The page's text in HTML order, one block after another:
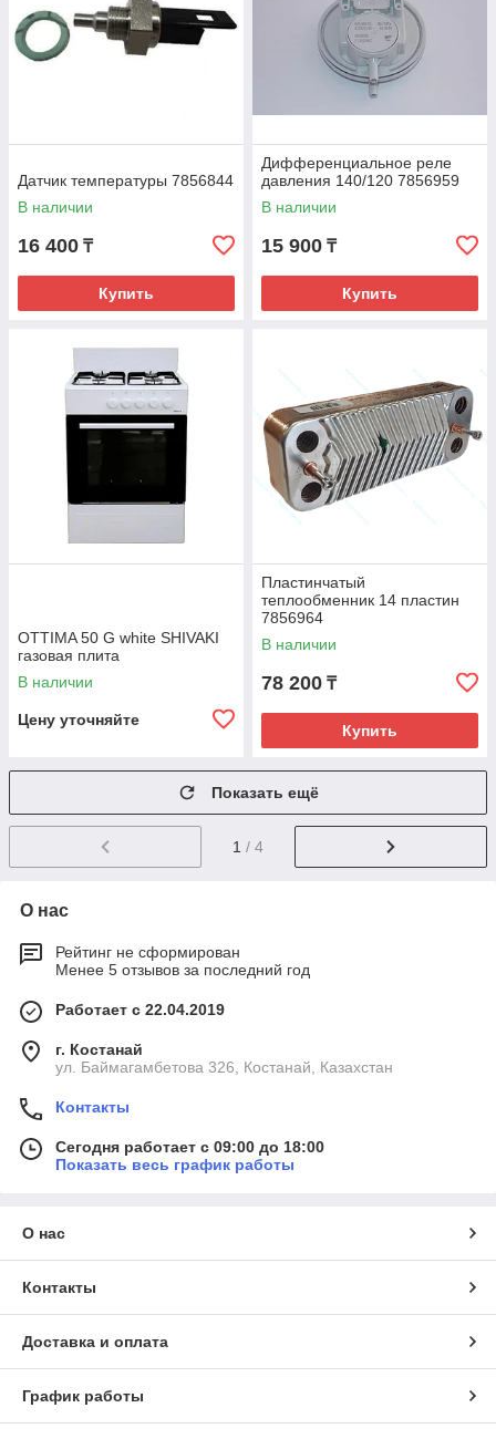
Датчик температуры 7856844
В наличии
16 400 ₸
Купить
Дифференциальное реле
давления 140/120 7856959
В наличии
15 900 ₸
Купить
OTTIMA 50 G white SHIVAKI
газовая плита
В наличии
Цену уточняйте
Пластинчатый
теплообменник 14 пластин
7856964
В наличии
78 200 ₸
Купить
Показать ещё
1 / 4
О нас
Рейтинг не сформирован
Менее 5 отзывов за последний год
Работает с 22.04.2019
г. Костанай
ул. Баймагамбетова 326, Костанай, Казахстан
Контакты
Сегодня работает с 09:00 до 18:00
Показать весь график работы
О нас
Контакты
Доставка и оплата
График работы